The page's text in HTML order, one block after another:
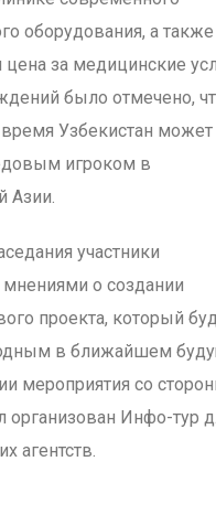
оборудования, а также
за медицинские
было отмечено,
Узбекистан может
игроком в
Азии.
участники
о создании
проекта, который
в ближайшем
мероприятия со
организован Инфо-тур
агентств.